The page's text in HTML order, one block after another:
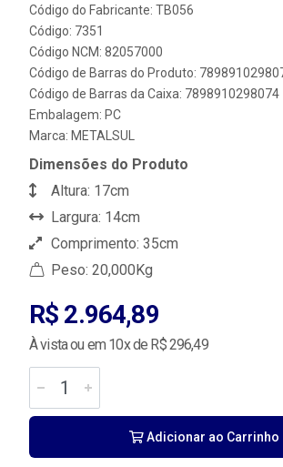
Código do Fabricante: TB056
Código: 7351
Código NCM: 82057000
Código de Barras do Produto:
Código de Barras da Caixa: 7898910298074
Embalagem: PC
Marca: METALSUL
Dimensões do Produto
Altura: 17cm
Largura: 14cm
Comprimento: 35cm
Peso: 20,000Kg
R$ 2.964,89
À vista ou em 10x de R$ 296,49
Adicionar ao Carrinho